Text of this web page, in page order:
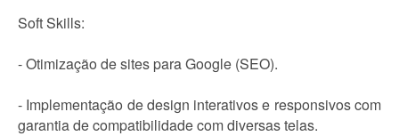
Soft Skills:
- Otimização de sites para Google (SEO).
- Implementação de design interativos e responsivos com
garantia de compatibilidade com diversas telas.